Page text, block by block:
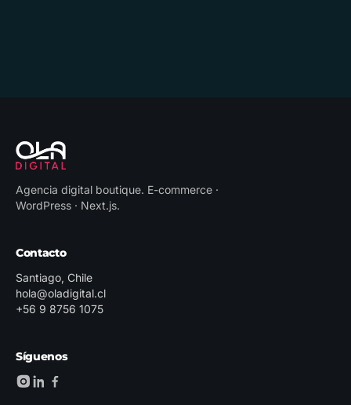
Agencia digital boutique. E-commerce ·
WordPress · Next.js.
Contacto
Santiago, Chile
hola@oladigital.cl
+56 9 8756 1075
Síguenos